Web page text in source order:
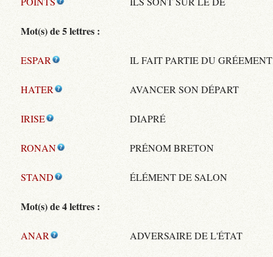
Mot(s) de 5 lettres :
ESPAR IL FAIT PARTIE DU GRÉEMENT
HATER AVANCER SON DÉPART
IRISE DIAPRÉ
RONAN PRÉNOM BRETON
STAND ÉLÉMENT DE SALON
Mot(s) de 4 lettres :
ANAR ADVERSAIRE DE L'ÉTAT